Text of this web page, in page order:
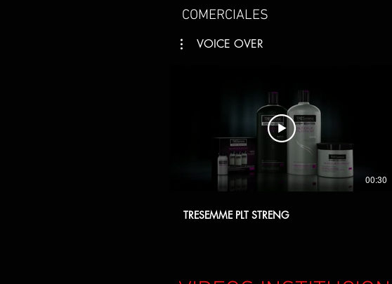
COMERCIALES
VOICE OVER
00:30
TRESEMME PLT STRENG